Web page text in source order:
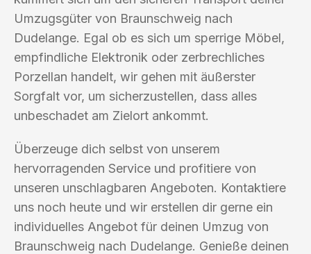
Umzugsgüter von Braunschweig nach
Dudelange. Egal ob es sich um sperrige Möbel,
empfindliche Elektronik oder zerbrechliches
Porzellan handelt, wir gehen mit äußerster
Sorgfalt vor, um sicherzustellen, dass alles
unbeschadet am Zielort ankommt.
Überzeuge dich selbst von unserem
hervorragenden Service und profitiere von
unseren unschlagbaren Angeboten. Kontaktiere
uns noch heute und wir erstellen dir gerne ein
individuelles Angebot für deinen Umzug von
Braunschweig nach Dudelange. Genieße deinen